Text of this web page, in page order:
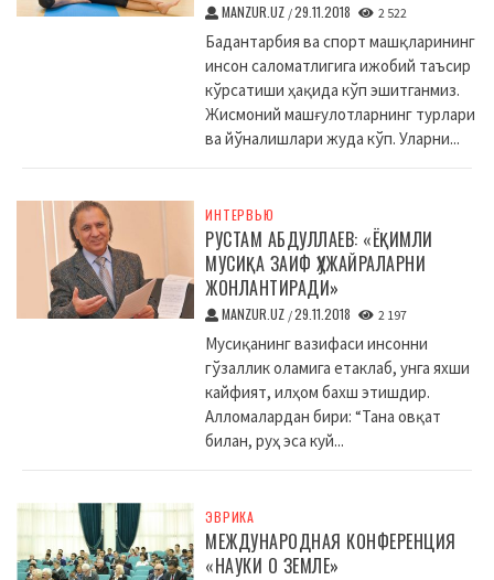
MANZUR.UZ /29.11.2018 2 522
Бадантарбия ва спорт машқларининг
инсон саломатлигига ижобий таъсир
кўрсатиши ҳақида кўп эшитганмиз.
Жисмоний машғулотларнинг турлари
ва йўналишлари жуда кўп. Уларни...
ИНТЕРВЬЮ
РУСТАМ АБДУЛЛАЕВ: «ЁҚИМЛИ
МУСИҚА ЗАИФ ҲУЖАЙРАЛАРНИ
ЖОНЛАНТИРАДИ»
MANZUR.UZ /29.11.2018 2 197
Мусиқанинг вазифаси инсонни
гўзаллик оламига етаклаб, унга яхши
кайфият, илҳом бахш этишдир.
Алломалардан бири: “Тана овқат
билан, руҳ эса куй...
ЭВРИКА
МЕЖДУНАРОДНАЯ КОНФЕРЕНЦИЯ
«НАУКИ О ЗЕМЛЕ»